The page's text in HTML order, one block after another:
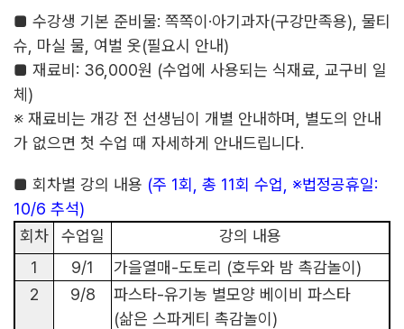
■ 수강생 기본 준비물: 쪽쪽이 ·아기과자(구강만족용), 물티
슈 마실 물 여벌 옷(필요시 안내)
■ 재료비 : 36,000원 (수업에 사용되는 식재료 교구비 일
체 )
※ 재료비는 개강 전 선생님이 개별 안내하며
별도의 안내
가 없으면 첫 수업 때 자세하게 안내드립니다.
■ 회차별 강의 내용 (주 1회 총 11회 수업 ※법정공휴일:
10/6 추석)
회차
수업일
강의 내용
1
9/1 가을열매-도토리 (호두와 밤 촉감놀이 )
2
9/8 파스타-유기농 별모양 베이비 파스타
(삶은 스파게티 촉감놀이 )